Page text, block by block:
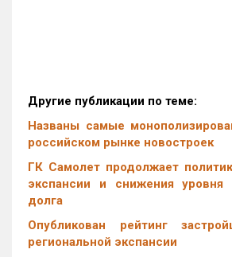
Другие публикации по теме:
Названы самые
российском рынке новостроек
ГК Самолет продолжает
экспансии и снижения уровня
долга
Опубликован рейтинг
региональной экспансии